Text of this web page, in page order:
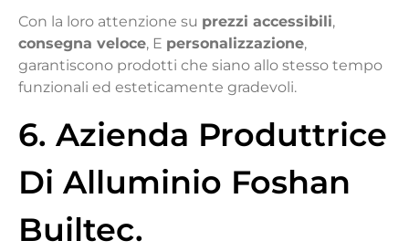
Con la loro attenzione su prezzi accessibili,
consegna veloce, E personalizzazione,
garantiscono prodotti che siano allo stesso tempo
funzionali ed esteticamente gradevoli.
6. Azienda Produttrice
Di Alluminio Foshan
Builtec.